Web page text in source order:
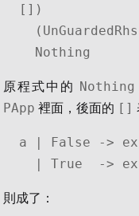
[])
  Nothing
原程式中的 Nothing
PApp 裡面，後面的 []
a | False ->
| True  ->
則成了：